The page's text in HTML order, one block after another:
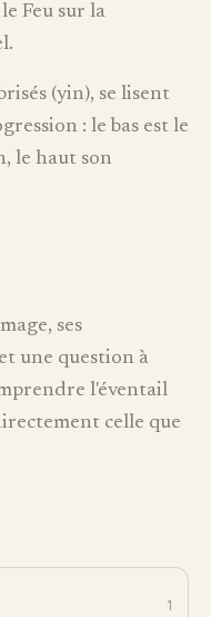
Feu sur la
(yin), se lisent
: le bas est le
le haut son
ses
une question à
l'éventail
celle que
1